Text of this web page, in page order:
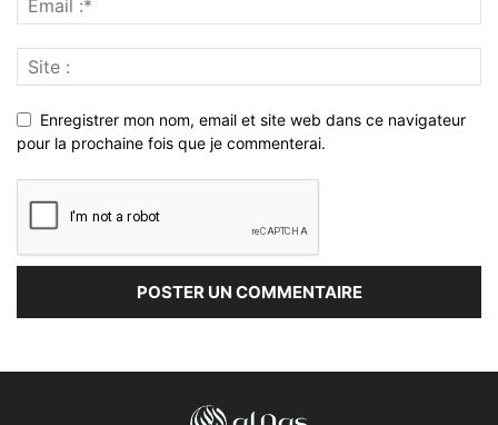
Enregistrer mon nom, email et site web dans ce navigateur
pour la prochaine fois que je commenterai.